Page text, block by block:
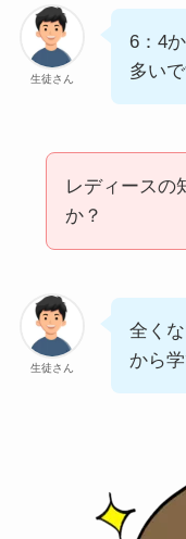
生徒さん
6：4
多いで
レディースの
か？
生徒さん
全く
から